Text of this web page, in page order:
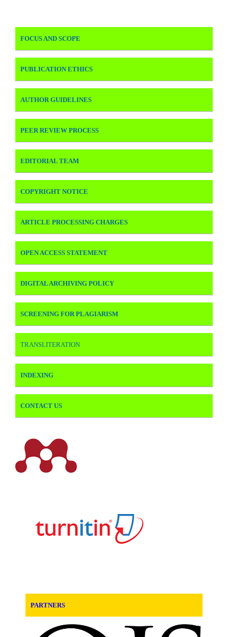
FOCUS AND SCOPE
PUBLICATION ETHICS
AUTHOR GUIDELINES
PEER REVIEW PROCESS
EDITORIAL TEAM
COPYRIGHT NOTICE
ARTICLE PROCESSING CHARGES
OPEN ACCESS STATEMENT
DIGITAL ARCHIVING POLICY
SCREENING FOR PLAGIARISM
TRANSLITERATION
INDEXING
CONTACT US
PARTNERS